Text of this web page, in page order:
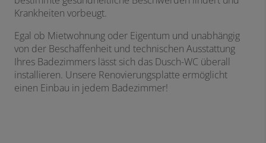
Krankheiten vorbeugt.
Egal ob Mietwohnung oder Eigentum und unabhängig
von der Beschaffenheit und technischen Ausstattung
Ihres Badezimmers lässt sich das Dusch-WC überall
installieren. Unsere Renovierungsplatte ermöglicht
einen Einbau in jedem Badezimmer!